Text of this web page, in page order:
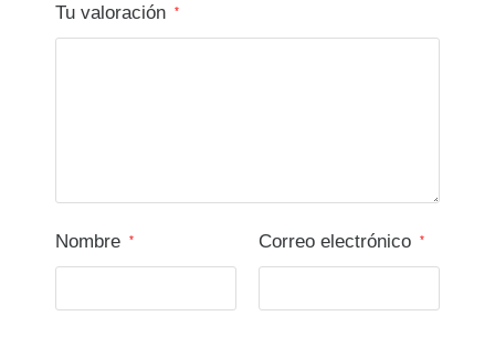
Tu valoración *
Nombre * Correo electrónico *